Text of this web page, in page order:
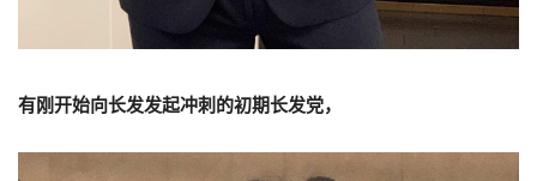
有刚开始向长发发起冲刺的初期长发党，